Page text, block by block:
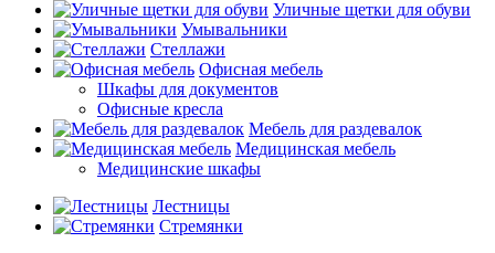
Уличные щетки для обуви
Умывальники
Стеллажи
Офисная мебель
Шкафы для документов
Офисные кресла
Мебель для раздевалок
Медицинская мебель
Медицинские шкафы
Лестницы
Стремянки